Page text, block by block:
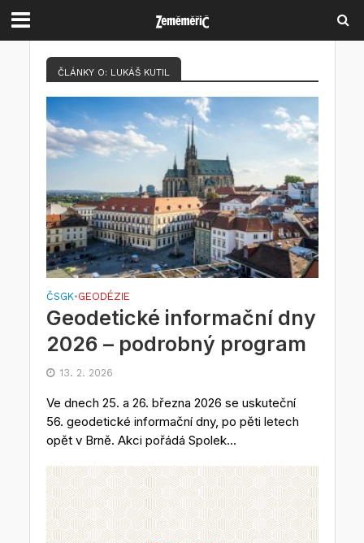
ČLÁNKY O: LUKÁŠ KUTIL
ČSGK•GEODÉZIE
Geodetické informační dny
2026 – podrobný program
13. 2. 2026
Ve dnech 25. a 26. března 2026 se uskuteční
56. geodetické informační dny, po pěti letech
opět v Brně. Akci pořádá Spolek...